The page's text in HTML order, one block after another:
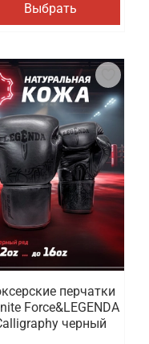
Выбрать
перчатки
Force&LEGENDA
черный